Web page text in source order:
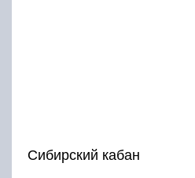
Сибирский кабан